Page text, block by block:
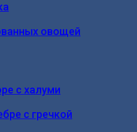
овощей
с халуми
с гречкой